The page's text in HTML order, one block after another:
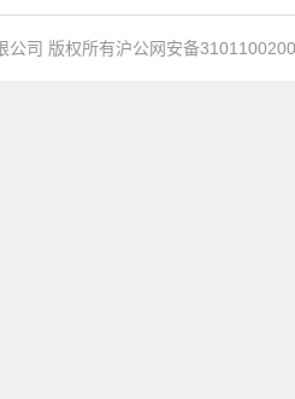
公司 版权所有沪公网安备